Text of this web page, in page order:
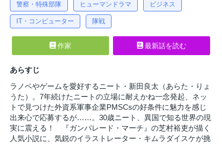
警察・特殊部隊 ヒューマンドラマ ビジネス
IT・コンピューター 隊戦
作家 最新話を読む
あらすじ
ラノベやゲームを愛好するニート・新田良太（あらた・りょ
うた）。7年続けたニートの立場に耐えかね一念発起、ネッ
トで見つけた外資系軍事企業PMSCsの好条件に魅力を感じ
出来心で応募するが……。30歳ニート、異国で知る世界の現
実に震える！ 『ガンパレード・マーチ』の芝村裕吏が描く
人気小説に、気鋭のイラストレーター・キムラダイスケが挑